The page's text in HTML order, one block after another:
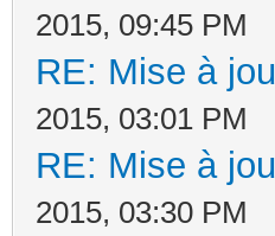
2015, 09:45 PM
RE: Mise à
2015, 03:01 PM
RE: Mise à
2015, 03:30 PM